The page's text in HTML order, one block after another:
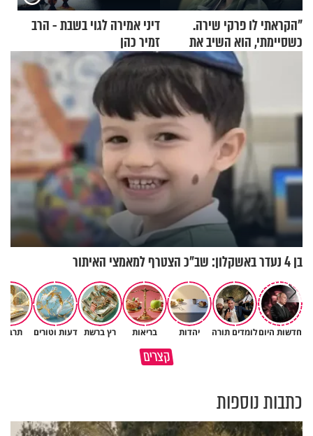
"הקראתי לו פרקי שירה.
כשסיימתי, הוא השיב את
נשמתו לבורא"
דיני אמירה לגוי בשבת - הרב
זמיר כהן
בן 4 נעדר באשקלון: שב"כ הצטרף למאמצי האיתור
חדשות היוםלומדים תורה יהדות בריאות רץ ברשת דעות וטורים
קצרים
באיזה ארץ לומדים יותר גמרא
כתבות נוספות